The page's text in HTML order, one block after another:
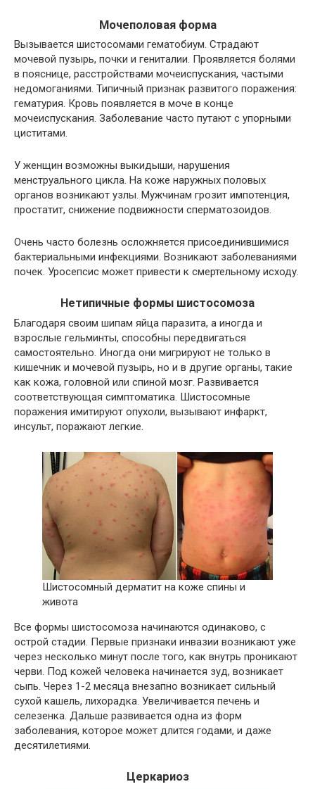
Мочеполовая форма
Вызывается шистосомами гематобиум. Страдают
мочевой пузырь, почки и гениталии. Проявляется болями
в пояснице, расстройствами мочеиспускания, частыми
недомоганиями. Типичный признак развитого поражения:
гематурия. Кровь появляется в моче в конце
мочеиспускания. Заболевание часто путают с упорными
циститами.
У женщин возможны выкидыши, нарушения
менструального цикла. На коже наружных половых
органов возникают узлы. Мужчинам грозит импотенция,
простатит, снижение подвижности сперматозоидов.
Очень часто болезнь осложняется присоединившимися
бактериальными инфекциями. Возникают заболеваниями
почек. Уросепсис может привести к смертельному исходу.
Нетипичные формы шистосомоза
Благодаря своим шипам яйца паразита, а иногда и
взрослые гельминты, способны передвигаться
самостоятельно. Иногда они мигрируют не только в
кишечник и мочевой пузырь, но и в другие органы, такие
как кожа, головной или спиной мозг. Развивается
соответствующая симптоматика. Шистосомные
поражения имитируют опухоли, вызывают инфаркт,
инсульт, поражают легкие.
Шистосомный дерматит на коже спины и
живота
Все формы шистосомоза начинаются одинаково, с
острой стадии. Первые признаки инвазии возникают уже
через несколько минут после того, как внутрь проникают
черви. Под кожей человека начинается зуд, возникает
сыпь. Через 1-2 месяца внезапно возникает сильный
сухой кашель, лихорадка. Увеличивается печень и
селезенка. Дальше развивается одна из форм
заболевания, которое может длится годами, и даже
десятилетиями.
Церкариоз